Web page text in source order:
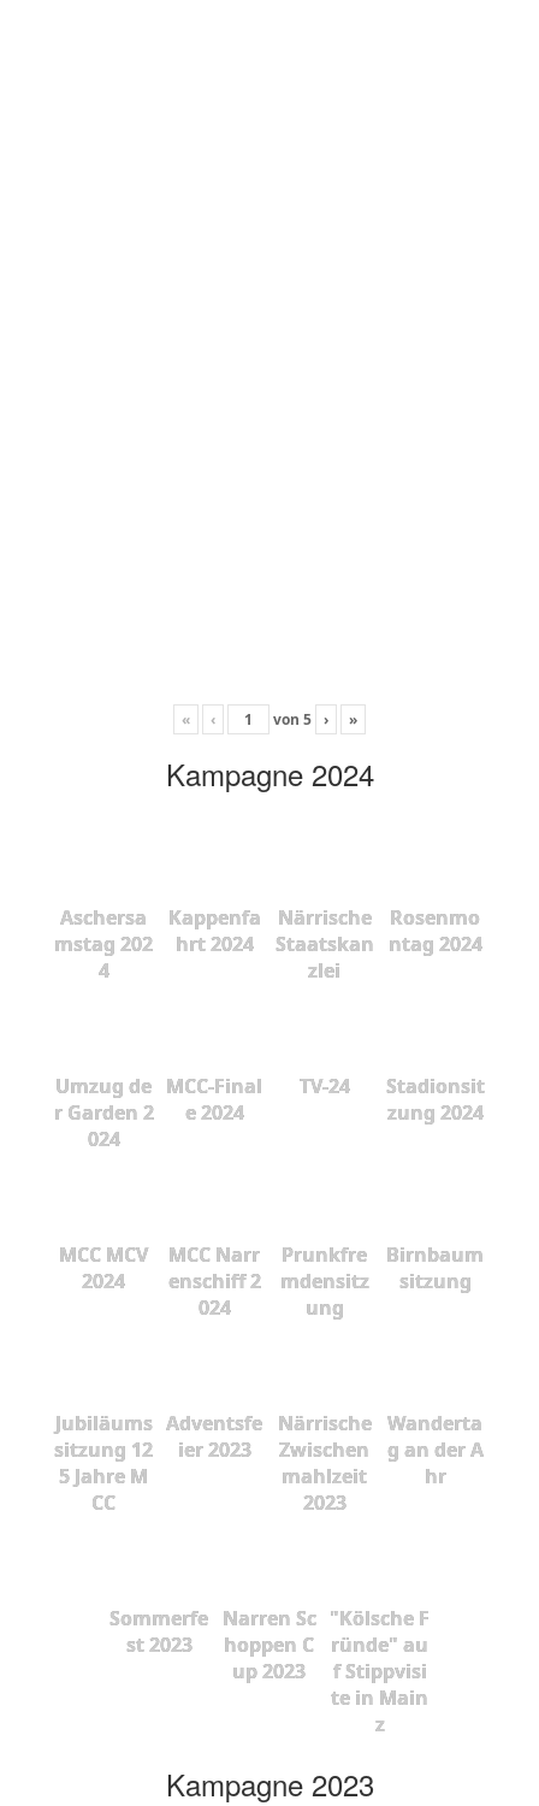
« ‹ von 5 › »
Kampagne 2024
Aschersa
mstag 202
4
Kappenfa
hrt 2024
Närrische
Staatskan
zlei
Rosenmo
ntag 2024
Umzug de
r Garden 2
024
MCC-Final
e 2024
TV-24
Stadionsit
zung 2024
MCC MCV
2024
MCC Narr
enschiff 2
024
Prunkfre
mdensitz
ung
Birnbaum
sitzung
Jubiläums
sitzung 12
5 Jahre M
CC
Adventsfe
ier 2023
Närrische
Zwischen
mahlzeit
2023
Wanderta
g an der A
hr
Sommerfe
st 2023
Narren Sc
hoppen C
up 2023
"Kölsche F
ründe" au
f Stippvisi
te in Main
z
Kampagne 2023